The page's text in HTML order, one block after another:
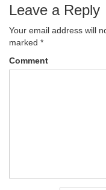
Leave a Reply
Your email address will
marked *
Comment